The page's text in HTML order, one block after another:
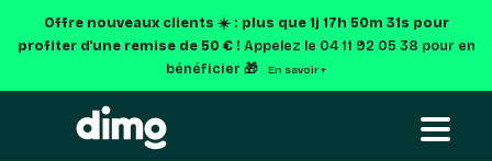
Offre nouveaux clients ☀️ : plus que 1j 17h 50m 30s pour
profiter d'une remise de 50 € ! Appelez le 04 11 92 05 38 pour en
bénéficier 🎁
En savoir +